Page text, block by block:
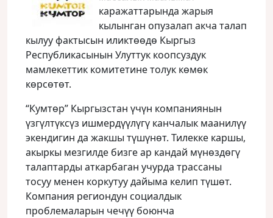
каражаттарында жарыя
кылынган опузалап акча талап
кылуу фактысын иликтөөдө Кыргыз
Республикасынын Улуттук коопсуздук
мамлекеттик комитетине толук көмөк
көрсөтөт.
“Кумтөр” Кыргызстан үчүн компаниянын
үзгүлтүксүз ишмердүүлүгү канчалык маанилүү
экендигин да жакшы түшүнөт. Тилекке каршы,
акыркы мезгилде бизге ар кандай мүнөздөгү
талаптарды аткарбаган учурда трассаны
тосуу менен коркутуу дайыма келип түшөт.
Компания региондун социалдык
проблемаларын чечүү боюнча